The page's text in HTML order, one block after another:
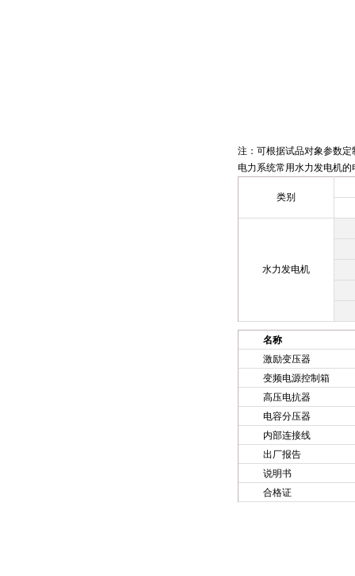
注：可根据试品对象参数定
电力系统常用水力发电机的
类别
水力发电机
名称
激励变压器
变频电源控制箱
高压电抗器
电容分压器
内部连接线
出厂报告
说明书
合格证